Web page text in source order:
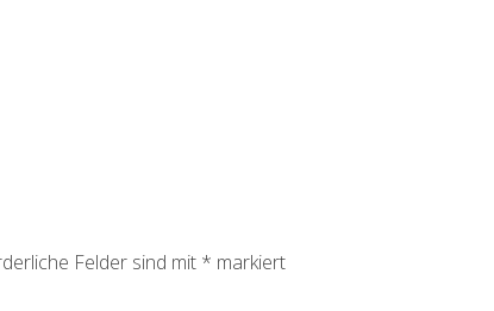
Felder sind mit * markiert